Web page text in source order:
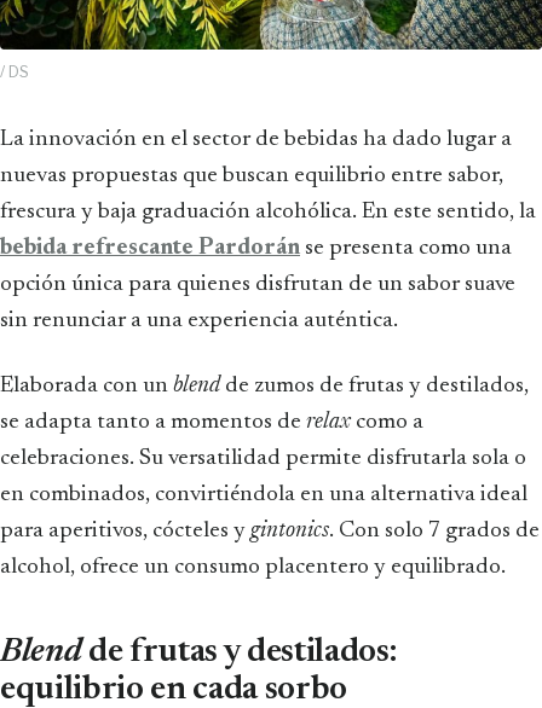
/ DS
La innovación en el sector de bebidas ha dado lugar a
nuevas propuestas que buscan equilibrio entre sabor,
frescura y baja graduación alcohólica. En este sentido, la
bebida refrescante Pardorán se presenta como una
opción única para quienes disfrutan de un sabor suave
sin renunciar a una experiencia auténtica.
Elaborada con un blendde zumos de frutas y destilados,
se adapta tanto a momentos de relaxcomo a
celebraciones. Su versatilidad permite disfrutarla sola o
en combinados, convirtiéndola en una alternativa ideal
para aperitivos, cócteles y gintonics. Con solo 7 grados de
alcohol, ofrece un consumo placentero y equilibrado.
Blendde frutas y destilados:
equilibrio en cada sorbo